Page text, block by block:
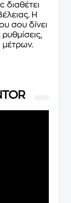
διαθέτει
Η
σου δίνει